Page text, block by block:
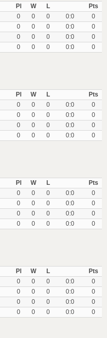
Pl
W L
Pts
0 0 0 0:0
0
0 0 0 0:0
0
0 0 0 0:0
0
0 0 0 0:0 0
Pl
W L
Pts
0 0 0 0:0
0
0 0 0 0:0
0
0 0 0 0:0
0
0 0 0 0:0 0
Pl
W L
Pts
0 0 0 0:0
0
0 0 0 0:0
0
0 0 0 0:0
0
0 0 0 0:0 0
Pl
W L
Pts
0 0 0 0:0
0
0 0 0 0:0
0
0 0 0 0:0
0
0 0 0 0:0 0